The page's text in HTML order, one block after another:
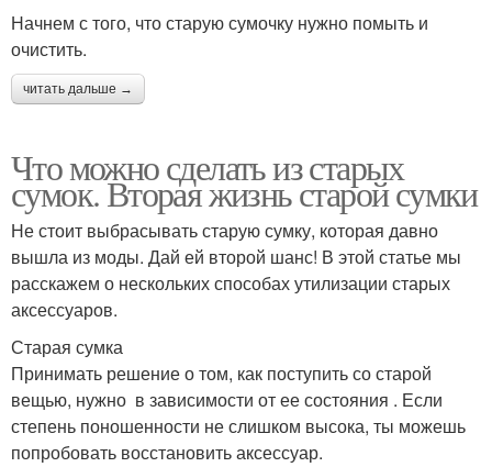
Начнем с того, что старую сумочку нужно помыть и
очистить.
читать дальше →
Что можно сделать из старых
сумок. Вторая жизнь старой сумки
Не стоит выбрасывать старую сумку, которая давно
вышла из моды. Дай ей второй шанс! В этой статье мы
расскажем о нескольких способах утилизации старых
аксессуаров.
Старая сумка
Принимать решение о том, как поступить со старой
вещью, нужно в зависимости от ее состояния . Если
степень поношенности не слишком высока, ты можешь
попробовать восстановить аксессуар.